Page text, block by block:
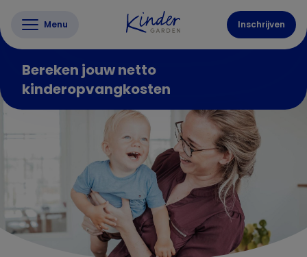
Menu Inschrijven
Bereken jouw netto
kinderopvangkosten